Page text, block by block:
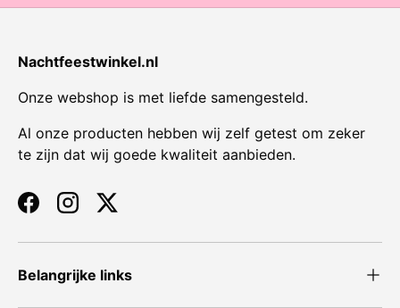
Nachtfeestwinkel.nl
Onze webshop is met liefde samengesteld.
Al onze producten hebben wij zelf getest om zeker
te zijn dat wij goede kwaliteit aanbieden.
FacebookInstagramTwitter
Belangrijke links